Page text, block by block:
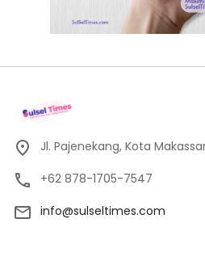
Jl. Pajenekang, Kota
+62 878-1705-7547
info@sulseltimes.com